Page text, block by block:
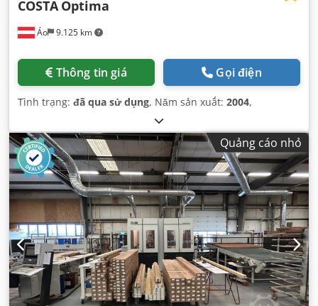
Áo 9.125 km
COSTA Optima
Thông tin giá Gọi điện
Tình trạng: đã qua sử dụng, Năm sản xuất: 2004,
Quảng cáo nhỏ